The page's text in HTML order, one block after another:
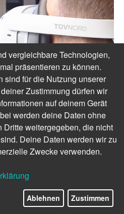
vergleichbare Technologien,
präsentieren zu können.
sind für die Nutzung unserer
Zustimmung dürfen wir
auf deinem Gerät
werden deine Daten ohne
weitergegeben, die nicht
Deine Daten werden wir zu
Zwecke verwenden.
Ablehnen Zustimmen